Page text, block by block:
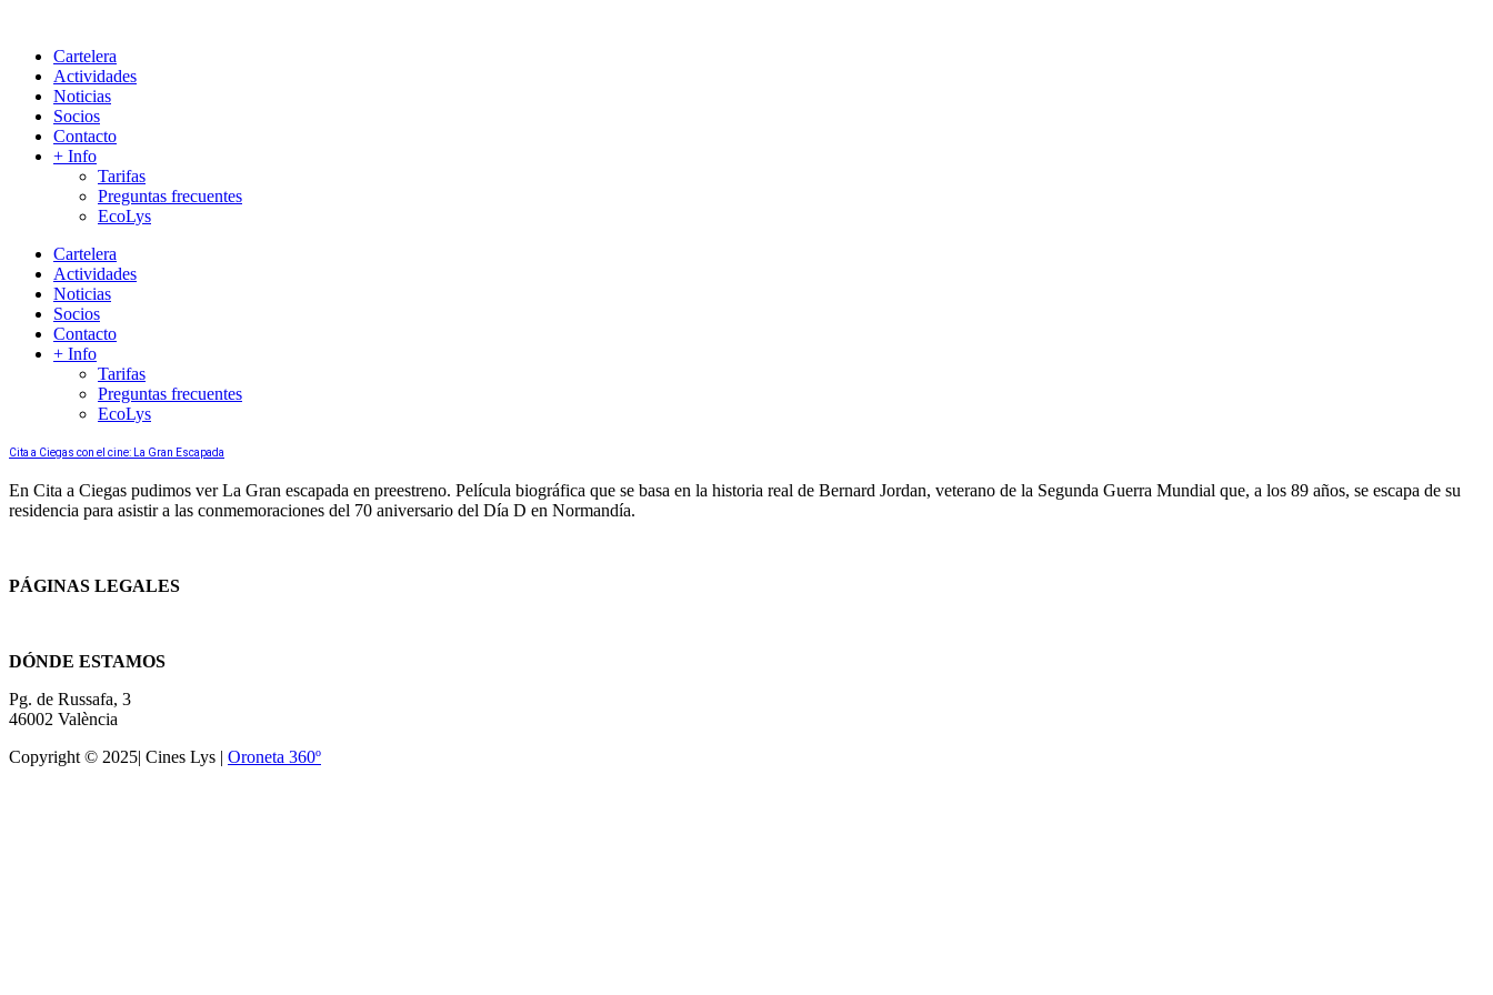
Cartelera
Actividades
Noticias
Socios
Contacto
+ Info
Tarifas
Preguntas frecuentes
EcoLys
Cartelera
Actividades
Noticias
Socios
Contacto
+ Info
Tarifas
Preguntas frecuentes
EcoLys
Cita a Ciegas con el cine: La Gran Escapada
En Cita a Ciegas pudimos ver La Gran escapada en preestreno. Película biográfica que se basa en la historia real de Bernard Jordan, veterano de la Segunda Guerra Mundial que, a los 89 años, se escapa de su
residencia para asistir a las conmemoraciones del 70 aniversario del Día D en Normandía.
PÁGINAS LEGALES
DÓNDE ESTAMOS
Pg. de Russafa, 3
46002 València
Copyright © 2025| Cines Lys | Oroneta 360º